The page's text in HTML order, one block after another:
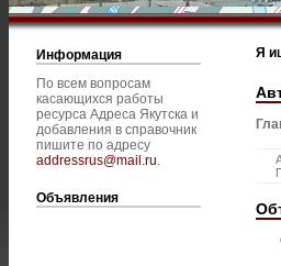
Информация
По всем вопросам
касающихся работы
ресурса Адреса Якутска и
добавления в справочник
пишите по адресу
addressrus@mail.ru.
Объявления
Я